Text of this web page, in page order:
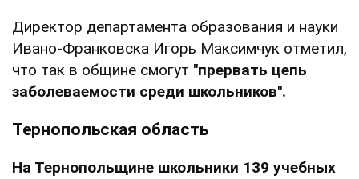
Директор департамента образования и науки
Ивано-Франковска Игорь Максимчук отметил,
что так в общине смогут "прервать цепь
заболеваемости среди школьников".
Тернопольская область
На Тернопольщине школьники 139 учебных